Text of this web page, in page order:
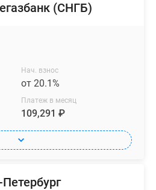
(СНГБ)
Нач. взнос
от 20.1%
Платеж в месяц
109,291 ₽